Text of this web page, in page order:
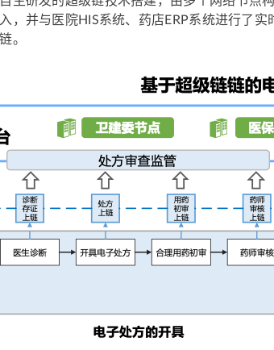
，并与医院HIS系统、药店ERP系统进行了
。